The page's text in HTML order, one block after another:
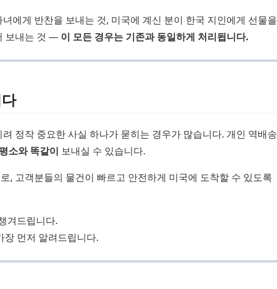
에게 반찬을 보내는 것, 미국에 계신 분이 한국 지인에게 선물을
보내는 것 — 이 모든 경우는 기존과 동일하게 처리됩니다.
정작 중요한 사실 하나가 묻히는 경우가 많습니다. 개인 역배송
소와 똑같이 보내실 수 있습니다.
, 고객분들의 물건이 빠르고 안전하게 미국에 도착할 수 있도록
겨드립니다.
장 먼저 알려드립니다.